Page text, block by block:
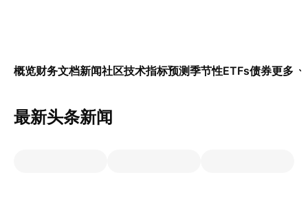
概览财务文档新闻社区技术指标预测季节性ETFs债券更多
最新头条新闻